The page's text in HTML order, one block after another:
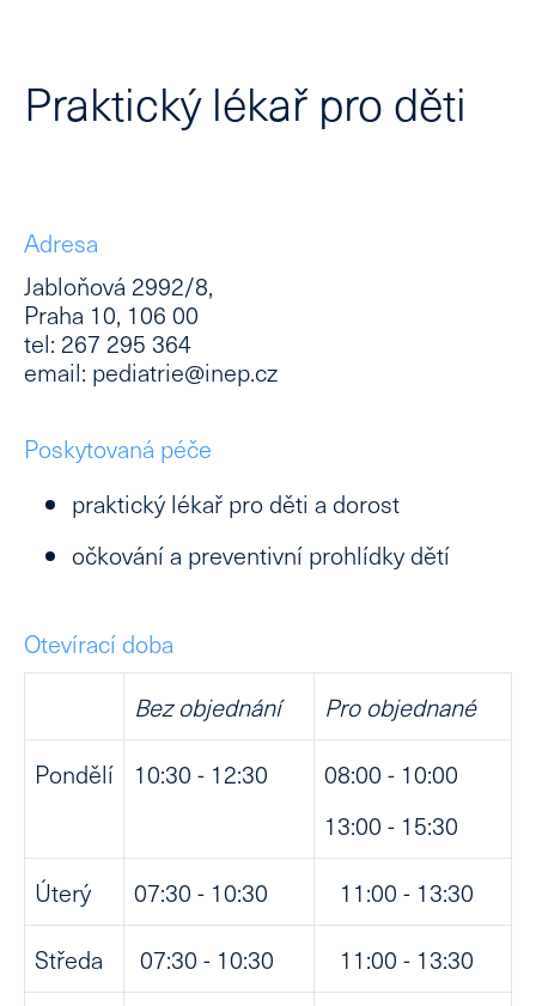
Praktický lékař pro děti
Adresa
Jabloňová 2992/8,
Praha 10, 106 00
tel: 267 295 364
email: pediatrie@inep.cz
Poskytovaná péče
praktický lékař pro děti a dorost
očkování a preventivní prohlídky dětí
Otevírací doba
Bez objednání
Pro objednané
Pondělí
10:30 - 12:30
08:00 - 10:00
13:00 - 15:30
Úterý
07:30 - 10:30
11:00 - 13:30
Středa
07:30 - 10:30
11:00 - 13:30